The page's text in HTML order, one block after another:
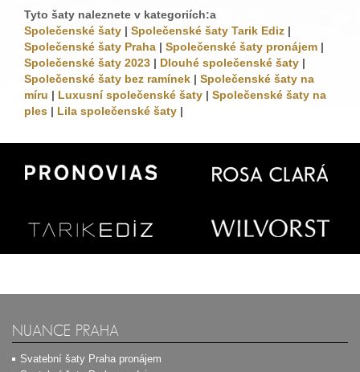
Tyto šaty naleznete v kategoriích:a
Společenské šaty | Společenské šaty Tarik Ediz |
Společenské šaty Praha | Společenské šaty pronájem |
Společenské šaty 2023 | Dlouhé společenské šaty |
Společenské šaty bez ramínek | Společenské šaty na
míru | Luxusní společenské šaty | Společenské šaty na
ples | Lila společenské šaty |
NUANCE PRAHA
Svatební šaty Praha pronájem